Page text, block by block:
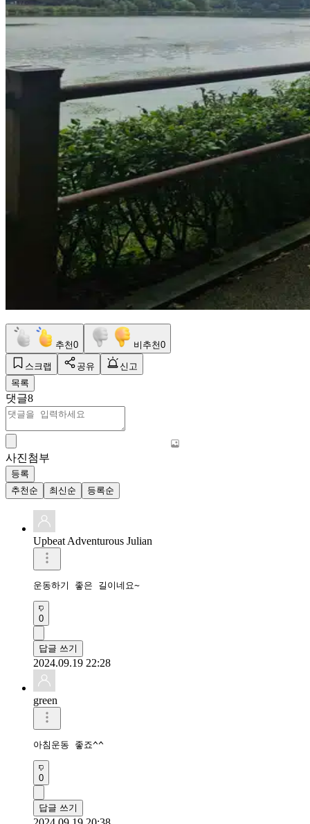
추천0 비추천0
스크랩 공유
신고
목록
댓글8
사진첨부
등록
추천순
최신순 등록순
Upbeat Adventurous Julian
운동하기 좋은 길이네요~
0
답글 쓰기
2024.09.19 22:28
green
아침운동 좋죠^^
0
답글 쓰기